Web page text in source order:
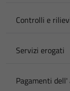
Controlli e
Servizi erogati
Pagamenti